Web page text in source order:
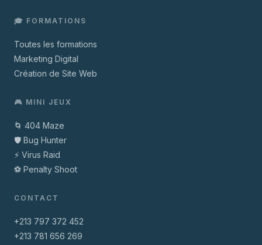
🎓 FORMATIONS
Toutes les formations
Marketing Digital
Création de Site Web
🎮 MINI JEUX
🌀 404 Maze
🛡️ Bug Hunter
⚡ Virus Raid
⚽ Penalty Shoot
CONTACT
+213 797 372 452
+213 781 656 269